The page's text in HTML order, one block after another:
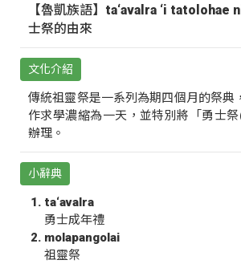
【魯凱族語】ta‘avalra ‘i tatolohae
士祭的由來
文化介紹
傳統祖靈祭是一系列為期四個月的祭典
作求學濃縮為一天，並特別將「勇士祭
辦理。
小辭典
ta‘avalra
勇士成年禮
molapangolai
祖靈祭